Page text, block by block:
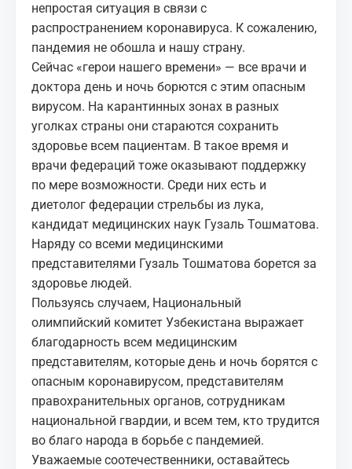
непростая ситуация в связи с
распространением коронавируса. К сожалению,
пандемия не обошла и нашу страну.
Сейчас «герои нашего времени» — все врачи и
доктора день и ночь борются с этим опасным
вирусом. На карантинных зонах в разных
уголках страны они стараются сохранить
здоровье всем пациентам. В такое время и
врачи федераций тоже оказывают поддержку
по мере возможности. Среди них есть и
диетолог федерации стрельбы из лука,
кандидат медицинских наук Гузаль Тошматова.
Наряду со всеми медицинскими
представителями Гузаль Тошматова борется за
здоровье людей.
Пользуясь случаем, Национальный
олимпийский комитет Узбекистана выражает
благодарность всем медицинским
представителям, которые день и ночь борятся с
опасным коронавирусом, представителям
правохранительных органов, сотрудникам
национальной гвардии, и всем тем, кто трудится
во благо народа в борьбе с пандемией.
Уважаемые соотечественники, оставайтесь